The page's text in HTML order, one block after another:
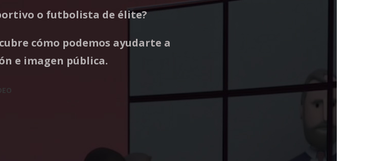
o futbolista de élite?
cómo podemos ayudarte a
e imagen pública.